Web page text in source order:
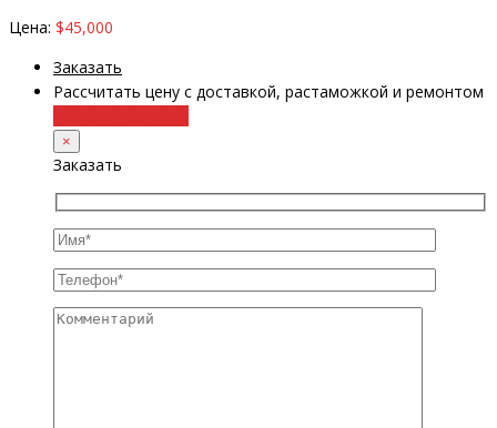
Цена: $45,000
Заказать
Рассчитать цену с доставкой, растаможкой и ремонтом
×
Заказать